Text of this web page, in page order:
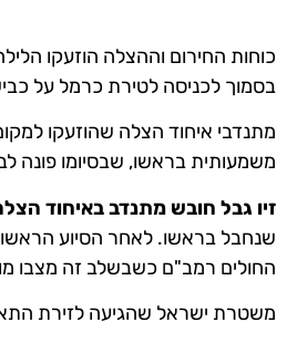
כוחות החירום וההצלה הוזעקו
בסמוך לכניסה לטירת כרמל על כביש
משמעותית בראשו, שבסיומו פונה
זיו גבל חובש מתנדב באיחוד
שנחבל בראשו. לאחר הסיוע
החולים רמב"ם כשבשלב זה מצבו
משטרת ישראל שהגיעה לזירת